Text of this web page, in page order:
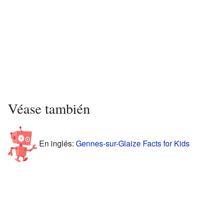
Véase también
En inglés: Gennes-sur-Glaize Facts for Kids